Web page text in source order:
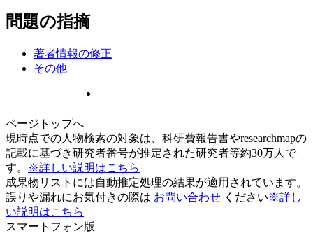
問題の指摘
著者情報の修正
その他
ページトップへ
現時点での人物検索の対象は、科研費報告書やresearchmapの
記載に基づき研究者番号が推定された研究者等約30万人で
す。
※詳しい説明はこちら
成果物リストには自動推定処理の結果が適用されています。
誤りや漏れにお気付きの際は お問い合わせ ください※詳し
い説明はこちら
スマートフォン版